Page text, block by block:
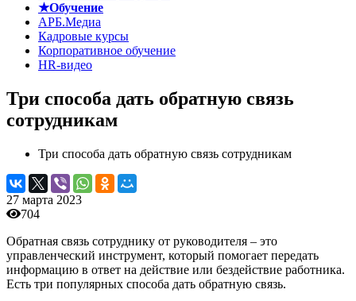
★Обучение
АРБ.Медиа
Кадровые курсы
Корпоративное обучение
HR-видео
Три способа дать обратную связь
сотрудникам
Три способа дать обратную связь сотрудникам
27 марта 2023
704
Обратная связь сотруднику от руководителя – это
управленческий инструмент, который помогает передать
информацию в ответ на действие или бездействие работника.
Есть три популярных способа дать обратную связь.